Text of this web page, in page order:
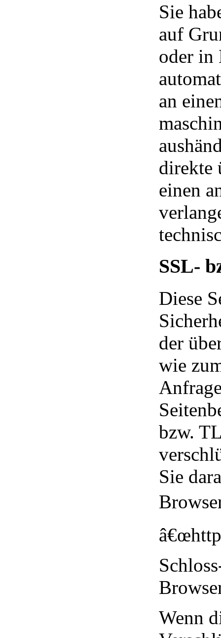
Sie
auf
oder in
an
direkte
einen
SSL-
Diese
der
wie
bzw.
Sie
Wenn